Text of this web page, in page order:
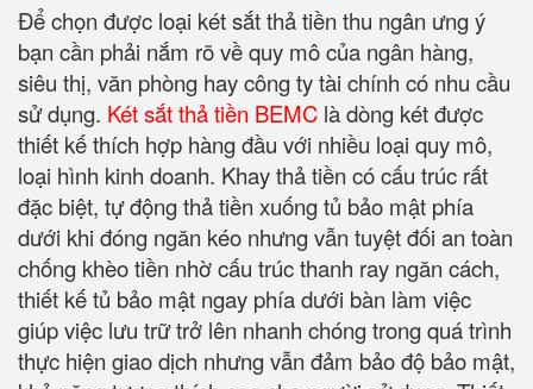
Để chọn được loại két sắt thả tiền thu ngân ưng ý
bạn cần phải nắm rõ về quy mô của ngân hàng,
siêu thị, văn phòng hay công ty tài chính có nhu cầu
sử dụng. Két sắt thả tiền BEMC là dòng két được
thiết kế thích hợp hàng đầu với nhiều loại quy mô,
loại hình kinh doanh. Khay thả tiền có cấu trúc rất
đặc biệt, tự động thả tiền xuống tủ bảo mật phía
dưới khi đóng ngăn kéo nhưng vẫn tuyệt đối an toàn
chống khèo tiền nhờ cấu trúc thanh ray ngăn cách,
thiết kế tủ bảo mật ngay phía dưới bàn làm việc
giúp việc lưu trữ trở lên nhanh chóng trong quá trình
thực hiện giao dịch nhưng vẫn đảm bảo độ bảo mật,